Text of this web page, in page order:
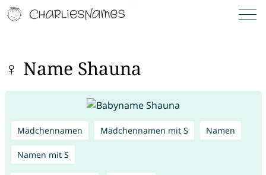
♀ Name Shauna
Mädchennamen Mädchennamen mit S Namen
Namen mit S